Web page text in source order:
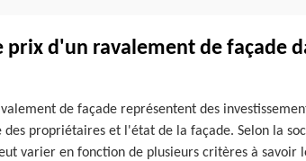
prix d'un ravalement de façade
de façade représentent des
propriétaires et l'état de la façade. Selon la
varier en fonction de plusieurs critères à savoir